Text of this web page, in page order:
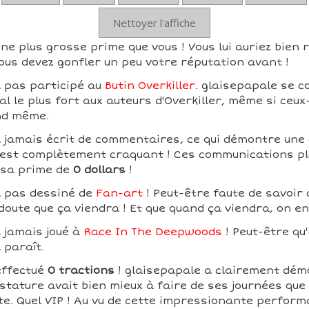
Nettoyer l'affiche
plus grosse prime que vous ! Vous lui auriez bien
devez gonfler un peu votre réputation avant !
pas participé au Butin Overkiller. glaisepapale se
le plus fort aux auteurs d'Overkiller, même si
même.
écrit de commentaires, ce qui démontre
complètement craquant ! Ces communications
prime de 0 dollars !
dessiné de Fan-art! Peut-être faute de savoir
que ça viendra ! Et que quand ça viendra, on
joué à Race In The Deepwoods ! Peut-être
paraît.
0 tractions ! glaisepapale a clairement
avait bien mieux à faire de ses journées
Quel VIP ! Au vu de cette impressionante